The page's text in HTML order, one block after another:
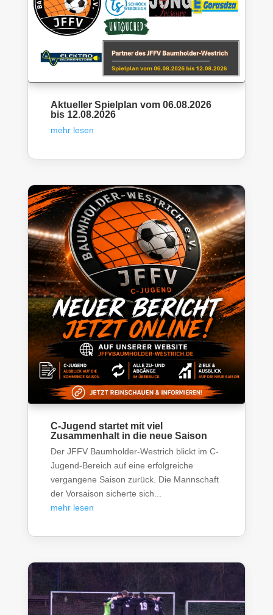
Aktueller Spielplan vom 06.08.2026
bis 12.08.2026
mehr lesen
C-Jugend startet mit viel
Zusammenhalt in die neue Saison
Der JFFV Baumholder-Westrich blickt im C-
Jugend-Bereich auf eine erfolgreiche
vergangene Saison zurück. Die Mannschaft
der Vorsaison sicherte sich...
mehr lesen